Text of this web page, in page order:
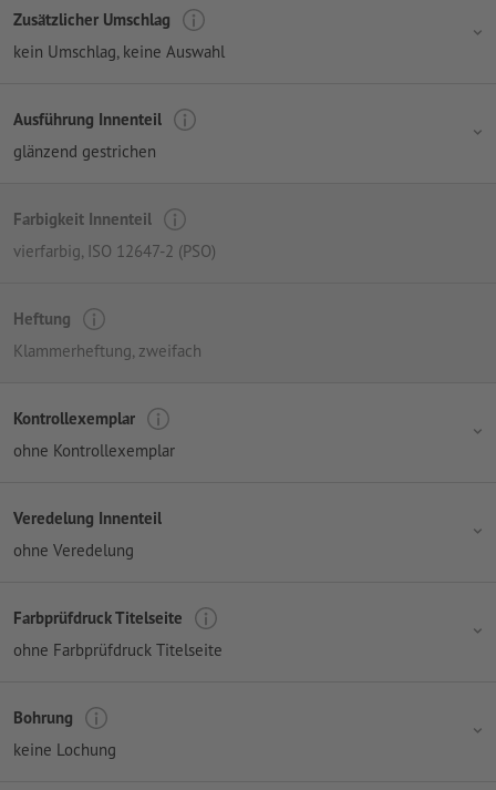
Zusätzlicher Umschlag
kein Umschlag, keine Auswahl
Ausführung Innenteil
glänzend gestrichen
Farbigkeit Innenteil
vierfarbig, ISO 12647-2 (PSO)
Heftung
Klammerheftung, zweifach
Kontrollexemplar
ohne Kontrollexemplar
Veredelung Innenteil
ohne Veredelung
Farbprüfdruck Titelseite
ohne Farbprüfdruck Titelseite
Bohrung
keine Lochung